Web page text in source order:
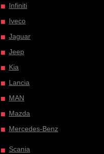
Infiniti
Iveco
Jaguar
Jeep
Kia
Lancia
MAN
Mazda
Mercedes-Benz
Scania